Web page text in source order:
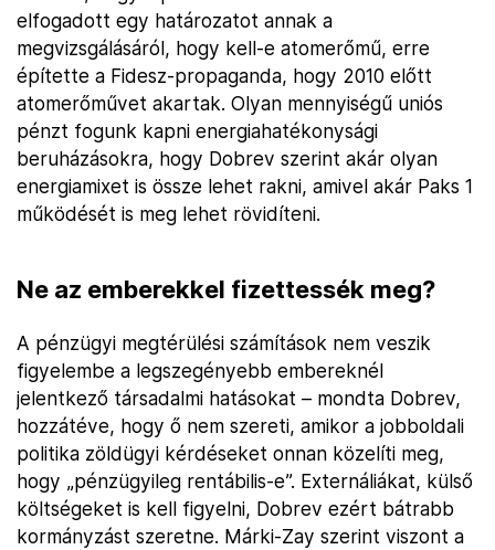
elfogadott egy határozatot annak a
megvizsgálásáról, hogy kell-e atomerőmű, erre
építette a Fidesz-propaganda, hogy 2010 előtt
atomerőművet akartak. Olyan mennyiségű uniós
pénzt fogunk kapni energiahatékonysági
beruházásokra, hogy Dobrev szerint akár olyan
energiamixet is össze lehet rakni, amivel akár Paks 1
működését is meg lehet rövidíteni.
Ne az emberekkel fizettessék meg?
A pénzügyi megtérülési számítások nem veszik
figyelembe a legszegényebb embereknél
jelentkező társadalmi hatásokat – mondta Dobrev,
hozzátéve, hogy ő nem szereti, amikor a jobboldali
politika zöldügyi kérdéseket onnan közelíti meg,
hogy „pénzügyileg rentábilis-e”. Externáliákat, külső
költségeket is kell figyelni, Dobrev ezért bátrabb
kormányzást szeretne. Márki-Zay szerint viszont a